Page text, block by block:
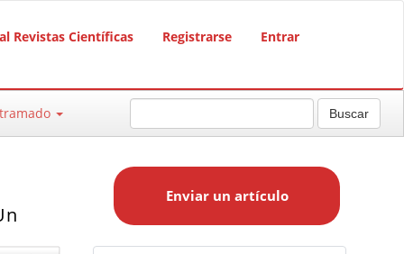
Revistas Científicas Registrarse Entrar
Buscar
a
Enviar un artículo